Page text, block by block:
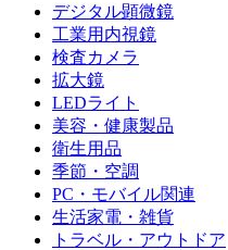
デジタル顕微鏡
工業用内視鏡
検査カメラ
拡大鏡
LEDライト
美容・健康製品
衛生用品
季節・空調
PC・モバイル関連
生活家電・雑貨
トラベル・アウトドア